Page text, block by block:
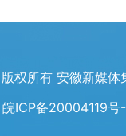
权所有 安徽新媒体
皖ICP备20004119号